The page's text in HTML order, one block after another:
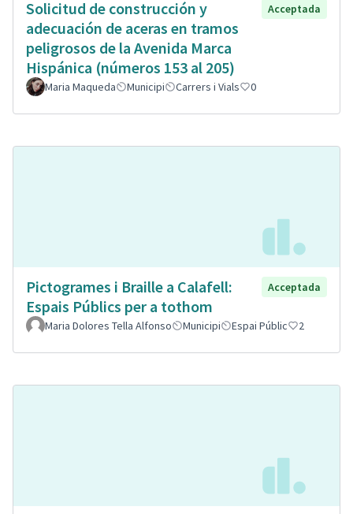
Solicitud de construcción y
adecuación de aceras en tramos
peligrosos de la Avenida Marca
Hispánica (números 153 al 205)
Acceptada
Maria Maqueda Municipi Carrers i Vials 0
Pictogrames i Braille a Calafell:
Espais Públics per a tothom
Acceptada
Maria Dolores Tella Alfonso Municipi Espai Públic 2